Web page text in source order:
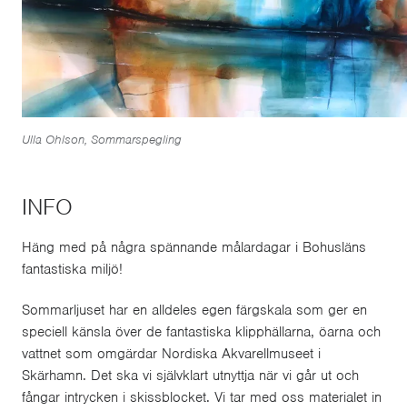
Ulla Ohlson, Sommarspegling
INFO
Häng med på några spännande målardagar i Bohusläns
fantastiska miljö!
Sommarljuset har en alldeles egen färgskala som ger en
speciell känsla över de fantastiska klipphällarna, öarna och
vattnet som omgärdar Nordiska Akvarellmuseet i
Skärhamn. Det ska vi självklart utnyttja när vi går ut och
fångar intrycken i skissblocket. Vi tar med oss materialet in